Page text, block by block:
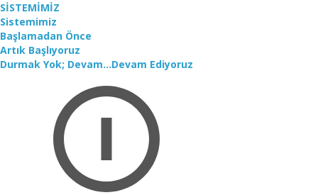
SİSTEMİMİZ
Sistemimiz
Başlamadan Önce
Artık Başlıyoruz
Durmak Yok; Devam...Devam Ediyoruz